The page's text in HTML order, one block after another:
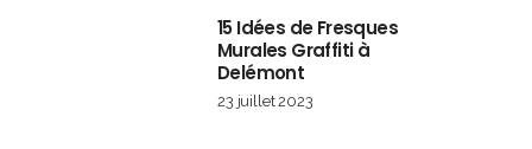
15 Idées de Fresques
Murales Graffiti à
Delémont
23 juillet 2023